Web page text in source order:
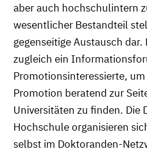
aber auch hochschulintern
wesentlicher Bestandteil
gegenseitige Austausch
zugleich ein
Promotionsinteressierte,
Promotion beratend zur
Universitäten zu finden. Die
Hochschule organisieren
selbst im Doktoranden-